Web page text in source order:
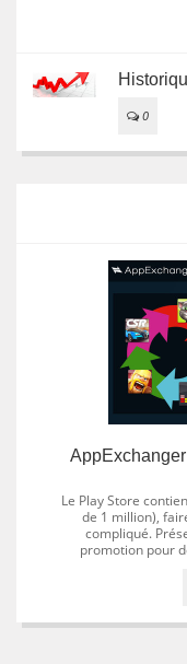
0
Le Play Store
de 1 million),
compliqué.
promotion pour